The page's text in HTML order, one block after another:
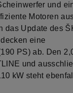
und
Motoren
das Update des
eine
PS) ab. Den
und
kW steht